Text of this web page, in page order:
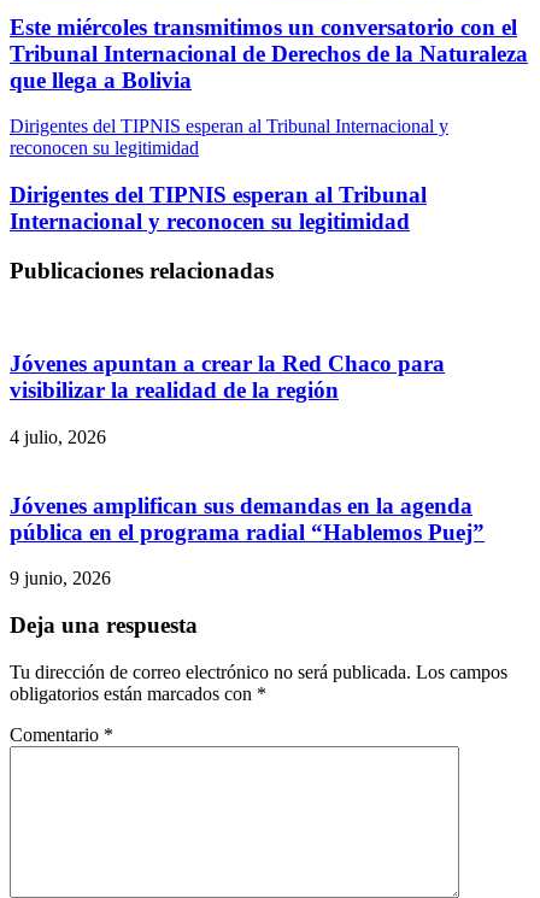
Este miércoles transmitimos un conversatorio con el
Tribunal Internacional de Derechos de la Naturaleza
que llega a Bolivia
Dirigentes del TIPNIS esperan al Tribunal Internacional y
reconocen su legitimidad
Dirigentes del TIPNIS esperan al Tribunal
Internacional y reconocen su legitimidad
Publicaciones relacionadas
Jóvenes apuntan a crear la Red Chaco para
visibilizar la realidad de la región
4 julio, 2026
Jóvenes amplifican sus demandas en la agenda
pública en el programa radial “Hablemos Puej”
9 junio, 2026
Deja una respuesta
Tu dirección de correo electrónico no será publicada. Los campos
obligatorios están marcados con *
Comentario *